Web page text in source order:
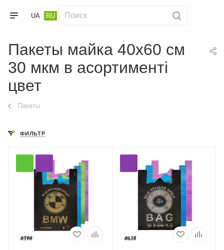
UA RU
Пакеты майка 40х60 см
30 мкм в асортименті
цвет
Пакеты
ФИЛЬТР